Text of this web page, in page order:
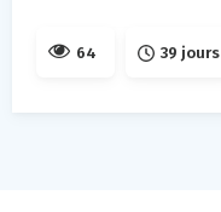
64 39 jours